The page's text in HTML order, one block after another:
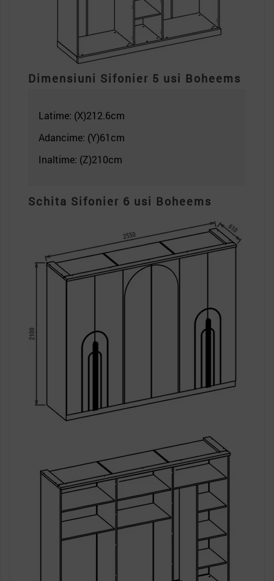
Dimensiuni Sifonier 5 usi Boheems
Latime: (X)212.6cm
Adancime: (Y)61cm
Inaltime: (Z)210cm
Schita Sifonier 6 usi Boheems